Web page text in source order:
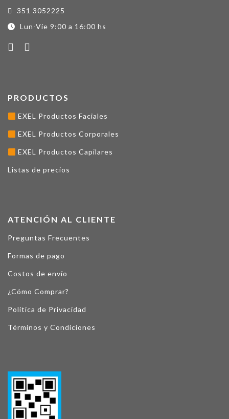
351 3052225
Lun-Vie 9:00 a 16:00 hs
PRODUCTOS
EXEL Productos Faciales
EXEL Productos Corporales
EXEL Productos Capilares
Listas de precios
ATENCIÓN AL CLIENTE
Preguntas Frecuentes
Formas de pago
Costos de envío
¿Cómo Comprar?
Política de Privacidad
Términos y Condiciones